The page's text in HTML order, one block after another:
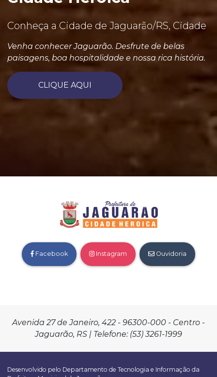
Conheça a Cidade de Jaguarão/RS, Cidade
Venha conhecer Jaguarão. Desfrute de belas
paisagens, boa hospitalidade e nossa rica história.
CLIQUE AQUI
Facebook Instagram Ouvidoria
Avenida 27 de Janeiro, 422 - 96300-000 - Centro -
Jaguarão, RS | Telefone: (53) 3261-1999
Desenvolvido pelo Departamento de Tecnologia e Informação da